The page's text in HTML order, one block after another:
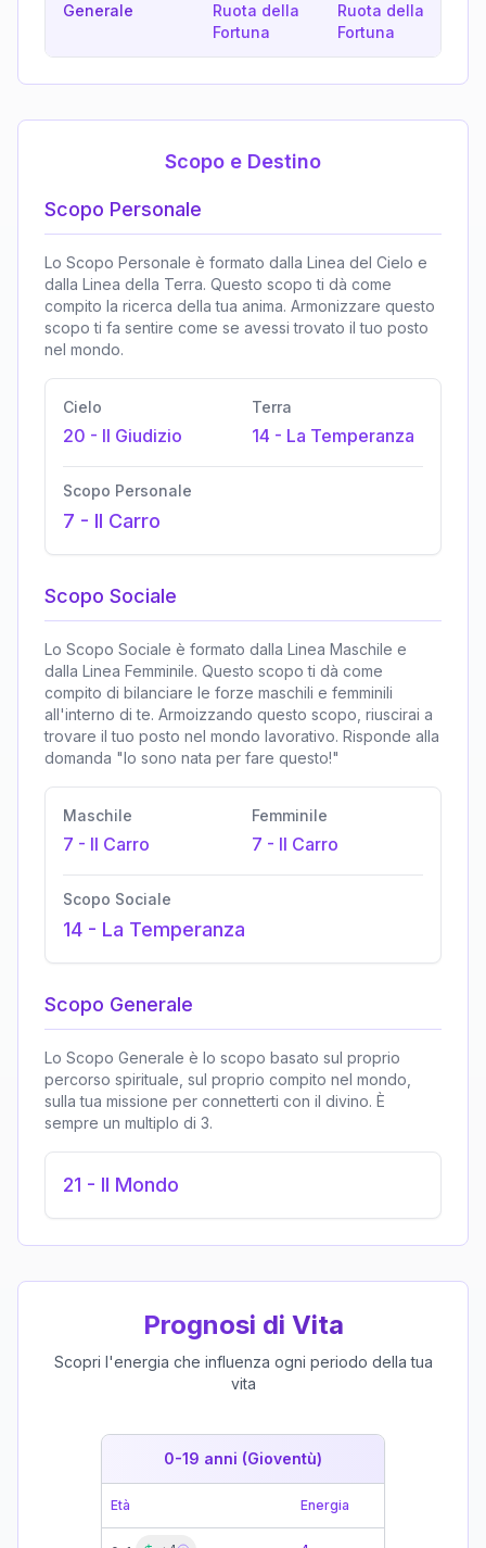
Generale
Ruota della
Fortuna
Ruota della
Fortuna
Scopo e Destino
Scopo Personale
Lo Scopo Personale è formato dalla Linea del Cielo e
dalla Linea della Terra. Questo scopo ti dà come
compito la ricerca della tua anima. Armonizzare questo
scopo ti fa sentire come se avessi trovato il tuo posto
nel mondo.
Cielo
20 - Il Giudizio
Terra
14 - La Temperanza
Scopo Personale
7 - Il Carro
Scopo Sociale
Lo Scopo Sociale è formato dalla Linea Maschile e
dalla Linea Femminile. Questo scopo ti dà come
compito di bilanciare le forze maschili e femminili
all'interno di te. Armoizzando questo scopo, riuscirai a
trovare il tuo posto nel mondo lavorativo. Risponde alla
domanda "Io sono nata per fare questo!"
Maschile
7 - Il Carro
Femminile
7 - Il Carro
Scopo Sociale
14 - La Temperanza
Scopo Generale
Lo Scopo Generale è lo scopo basato sul proprio
percorso spirituale, sul proprio compito nel mondo,
sulla tua missione per connetterti con il divino. È
sempre un multiplo di 3.
21 - Il Mondo
Prognosi di Vita
Scopri l'energia che influenza ogni periodo della tua
vita
0-19 anni (Gioventù)
Età Energia